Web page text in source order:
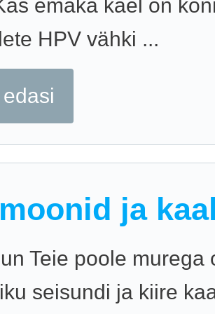
emaka kael on
HPV vähki ...
ja
Teie poole murega
seisundi ja kiire